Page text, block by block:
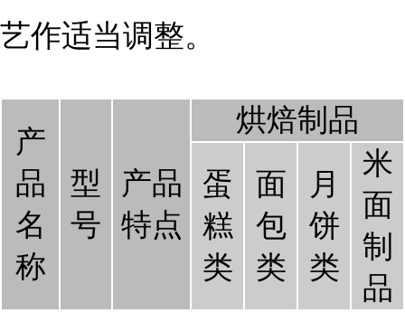
艺作适当调整。
产
品
名
称
型
号
产品
特点
烘焙制品
蛋
糕
类
面
包
类
月
饼
类
米
面
制
品